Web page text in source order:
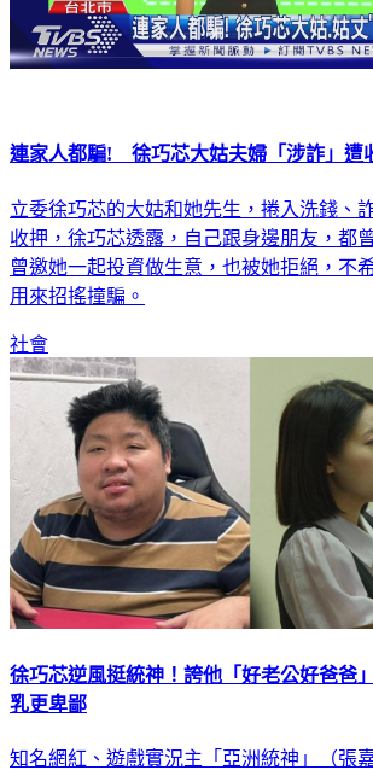
連家人都騙! 徐巧芯大姑夫婦「涉詐」遭
立委徐巧芯的大姑和她先生，捲入洗錢、
收押，徐巧芯透露，自己跟身邊朋友，都
曾邀她一起投資做生意，也被她拒絕，不
用來招搖撞騙。
社會
徐巧芯逆風挺統神！誇他「好老公好爸
乳更卑鄙
知名網紅、遊戲實況主「亞洲統神」（張